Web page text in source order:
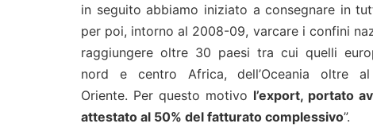
in seguito abbiamo iniziato a consegnare in
per poi, intorno al 2008-09, varcare i confini
raggiungere oltre 30 paesi tra cui quelli
nord e centro Africa, dell’Oceania oltre
Oriente. Per questo motivo l’export, portato
attestato al 50% del fatturato complessivo”.